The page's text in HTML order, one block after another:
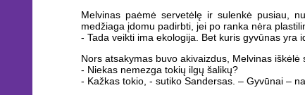
Melvinas paėmė servetėlę ir sulenkė pusiau,
medžiaga įdomu padirbti, jei po ranka nėra
- Tada veikti ima ekologija. Bet kuris gyvūnas yra
Nors atsakymas buvo akivaizdus, Melvinas iškėlė
- Niekas nemezga tokių ilgų šalikų?
- Kažkas tokio, - sutiko Sandersas. – Gyvūnai –